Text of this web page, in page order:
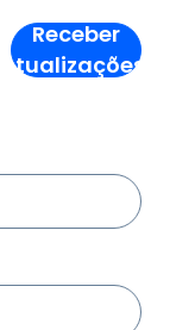
Receber
Atualizações!